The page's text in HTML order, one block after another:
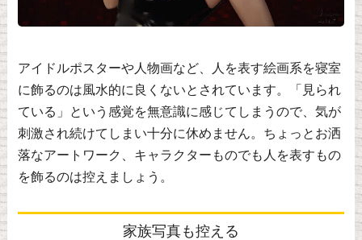
アイドルポスターや人物画など、人を表す絵画系を寝室
に飾るのは風水的に良くないとされています。「見られ
ている」という感覚を無意識に感じてしまうので、気が
刺激され続けてしまい十分に休めません。ちょっとお洒
落なアートワーク、キャラクターものでも人を表すもの
を飾るのは控えましょう。
家族写真も控える